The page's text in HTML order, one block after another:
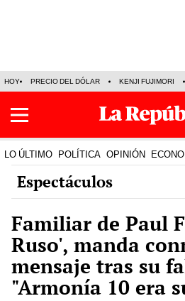
HOY PRECIO DEL DÓLAR KENJI FUJIMORI
LO ÚLTIMO POLÍTICA OPINIÓN
Espectáculos
Familiar de Paul
Ruso', manda
mensaje tras su
"Armonía 10 era